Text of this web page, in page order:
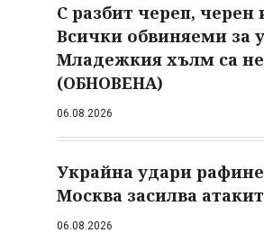
С разбит череп, черен
Всички обвиняеми за
Младежкия хълм са
(ОБНОВЕНА)
06.08.2026
Украйна удари
Москва засилва
06.08.2026